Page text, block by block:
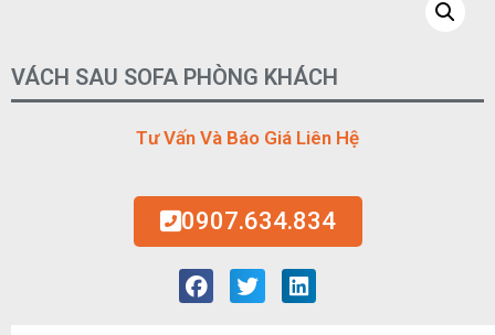
VÁCH SAU SOFA PHÒNG KHÁCH
Tư Vấn Và Báo Giá Liên Hệ
0907.634.834